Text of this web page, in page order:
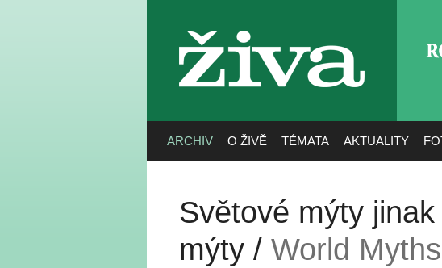
živa
ARCHIV O ŽIVĚ TÉMATA AKTUALITY
Světové mýty
mýty / World